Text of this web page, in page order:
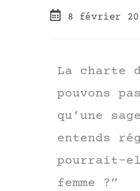
8 février
La charte
pouvons
qu’une
entends
pourrait-
femme ?”